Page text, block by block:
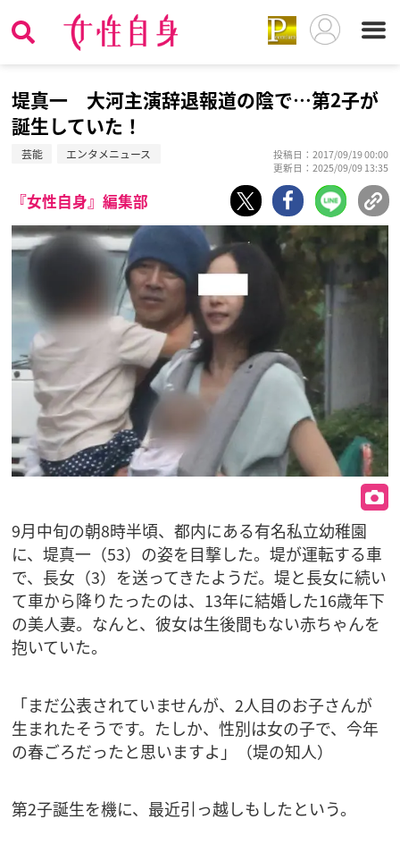
堤真一 大河主演辞退報道の陰で…第2子が
誕生していた！
芸能 エンタメニュース
投稿日：2017/09/19 00:00
更新日：2025/09/09 13:35
『女性自身』編集部
9月中旬の朝8時半頃、都内にある有名私立幼稚園
に、堤真一（53）の姿を目撃した。堤が運転する車
で、長女（3）を送ってきたようだ。堤と長女に続い
て車から降りたったのは、13年に結婚した16歳年下
の美人妻。なんと、彼女は生後間もない赤ちゃんを
抱いていた。
「まだ公表されていませんが、2人目のお子さんが
生まれたそうです。たしか、性別は女の子で、今年
の春ごろだったと思いますよ」（堤の知人）
第2子誕生を機に、最近引っ越しもしたという。